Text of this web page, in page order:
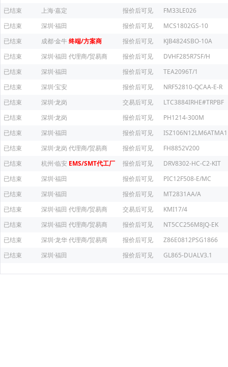
已结束
上海·嘉定 报价后可见
FM33LE026
已结束
深圳·福田 报价后可见
MCS1802GS-10
已结束
成都·金牛终端/方案商 报价后可见
KJB4824SBO-10A
已结束
深圳·福田 代理商/贸易商 报价后可见
DVHF285R7SF/H
已结束
深圳·福田 报价后可见
TEA2096T/1
已结束
深圳·宝安 报价后可见
NRF52810-QCAA-E-R
已结束
深圳·龙岗 交易后可见
LTC3884IRHE#TRPBF
已结束
深圳·龙岗 报价后可见
PH1214-300M
已结束
深圳·福田 报价后可见
ISZ106N12LM6ATMA1
已结束
深圳·龙岗 代理商/贸易商 报价后可见
FH8852V200
已结束
杭州·临安 EMS/SMT代工厂 报价后可见
DRV8302-HC-C2-KIT
已结束
深圳·福田 报价后可见
PIC12F508-E/MC
已结束
深圳·福田 报价后可见
MT2831AA/A
已结束
深圳·福田 代理商/贸易商 交易后可见
KMI17/4
已结束
深圳·福田 代理商/贸易商 报价后可见
NT5CC256M8JQ-EK
已结束
深圳·龙华代理商/贸易商 报价后可见
Z86E0812PSG1866
已结束
深圳·福田 报价后可见 GL865-DUALV3.1